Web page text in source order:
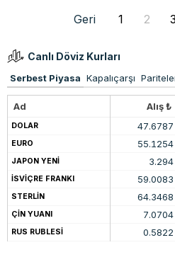
Geri 1 2 3
Canlı Döviz Kurları
Serbest Piyasa Kapalıçarşı
Ad Alış ₺
DOLAR 47.6787
EURO 55.1254
JAPON YENİ 3.294
İSVİÇRE FRANKI 59.0083
STERLİN 64.3468
ÇİN YUANI 7.0704
RUS RUBLESİ 0.5822